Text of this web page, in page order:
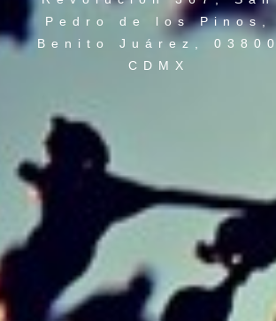
Pedro de los Pinos,
Benito Juárez, 03800
CDMX